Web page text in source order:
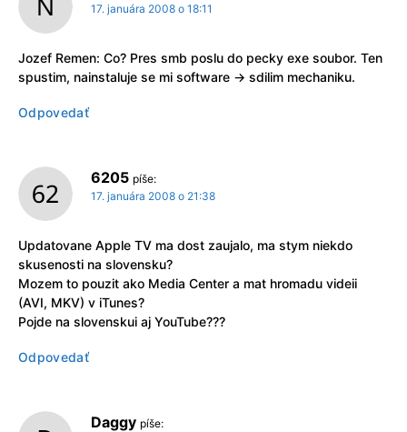
17. januára 2008 o 18:11
Jozef Remen: Co? Pres smb poslu do pecky exe soubor. Ten
spustim, nainstaluje se mi software -> sdilim mechaniku.
Odpovedať
6205 píše:
17. januára 2008 o 21:38
Updatovane Apple TV ma dost zaujalo, ma stym niekdo
skusenosti na slovensku?
Mozem to pouzit ako Media Center a mat hromadu videii
(AVI, MKV) v iTunes?
Pojde na slovenskui aj YouTube???
Odpovedať
Daggy píše: